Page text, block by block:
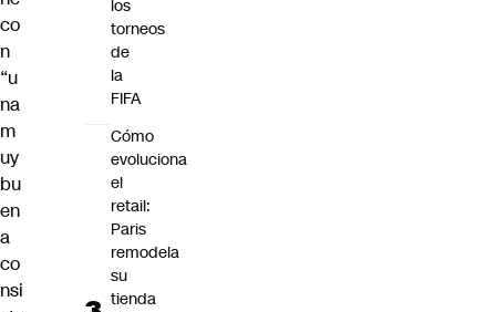
co
n
“u
na
m
uy
bu
en
a
co
nsi
los
torneos
de
la
FIFA
Cómo
evoluciona
el
retail:
Paris
remodela
su
tienda